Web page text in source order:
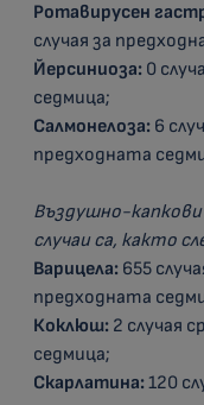
Ротавирусен
случая за
Йерсиниоза: 0
седмица;
Салмонелоза: 6
предходната
Въздушно-
случаи са, както
Варицела: 655
предходната
Коклюш: 2 случая
седмица;
Скарлатина:120